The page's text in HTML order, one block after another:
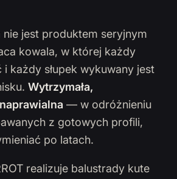
nie jest produktem seryjnym
kowala, w której każdy
każdy słupek wykuwany jest
Wytrzymała,
— w odróżnieniu
z gotowych profili,
po latach.
realizuje balustrady kute